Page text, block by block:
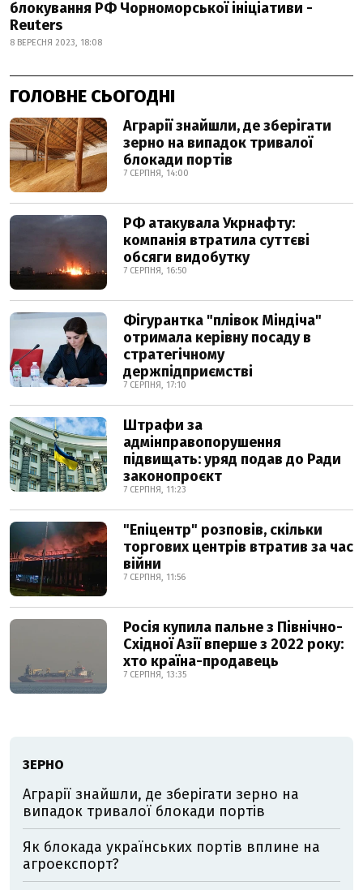
блокування РФ Чорноморської ініціативи -
Reuters
8 ВЕРЕСНЯ 2023, 18:08
ГОЛОВНЕ СЬОГОДНІ
Аграрії знайшли, де зберігати
зерно на випадок тривалої
блокади портів
7 СЕРПНЯ, 14:00
РФ атакувала Укрнафту:
компанія втратила суттєві
обсяги видобутку
7 СЕРПНЯ, 16:50
Фігурантка "плівок Міндіча"
отримала керівну посаду в
стратегічному
держпідприємстві
7 СЕРПНЯ, 17:10
Штрафи за
адмінправопорушення
підвищать: уряд подав до Ради
законопроєкт
7 СЕРПНЯ, 11:23
"Епіцентр" розповів, скільки
торгових центрів втратив за час
війни
7 СЕРПНЯ, 11:56
Росія купила пальне з Північно-
Східної Азії вперше з 2022 року:
хто країна-продавець
7 СЕРПНЯ, 13:35
ЗЕРНО
Аграрії знайшли, де зберігати зерно на
випадок тривалої блокади портів
Як блокада українських портів вплине на
агроекспорт?